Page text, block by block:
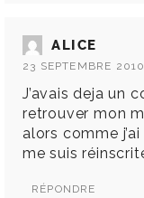
ALICE
23 SEPTEMBRE
J’avais deja un
retrouver mon
alors comme
me suis
RÉPONDRE